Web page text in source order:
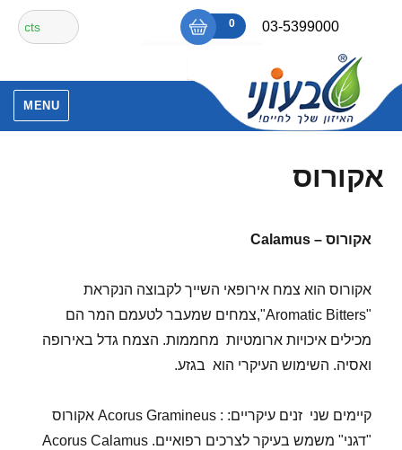
content
03-5399000
₪0
0
אין מוצרים בסל הקניות.
חיפוש
עבור:
MENU
אקורוס
אקורוס –Calamus
אקורוס הוא צמח אירופאי השייך לקבוצה הנקראת
"Aromatic Bitters",צמחים שמעבר לטעמם המר הם
מכילים איכויות ארומטיות מחממות. הצמח גדל באירופה
ואסיה. השימוש העיקרי הוא בגזע.
קיימים שני זנים עיקריים: : Acorus Gramineus אקורוס
"דגני" משמש בעיקר לצרכים רפואיים. Acorus Calamus